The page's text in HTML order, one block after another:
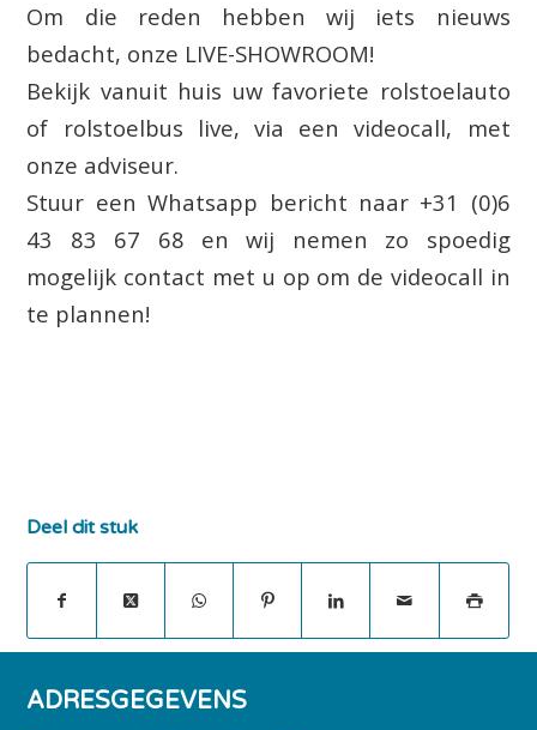
Om die reden hebben wij iets nieuws
bedacht, onze LIVE-SHOWROOM!
Bekijk vanuit huis uw favoriete rolstoelauto
of rolstoelbus live, via een videocall, met
onze adviseur.
Stuur een Whatsapp bericht naar +31 (0)6
43 83 67 68 en wij nemen zo spoedig
mogelijk contact met u op om de videocall in
te plannen!
Deel dit stuk
ADRESGEGEVENS